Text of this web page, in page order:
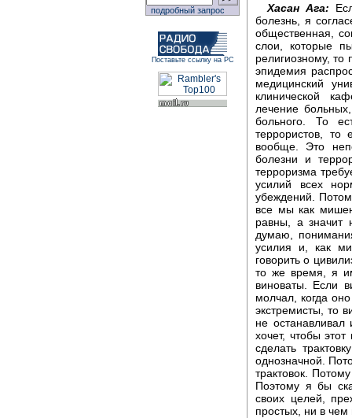
подробный запрос
Поставьте ссылку на РС
Хасан Ага:
болезнь, я
общественная,
слои, которые
религиозному, то
эпидемия
медицинский
клинической
лечение
больного. То
террористов,
вообще. Это
болезни и
терроризма
усилий всех
убеждений.
все мы как
равны, а значит
думаю,
усилия и, как
говорить о
то же время, я
виноваты. Если
молчал, когда
экстремисты, то
не
хочет, чтобы
сделать
однозначной.
трактовок.
Поэтому я бы
своих целей,
простых, ни в